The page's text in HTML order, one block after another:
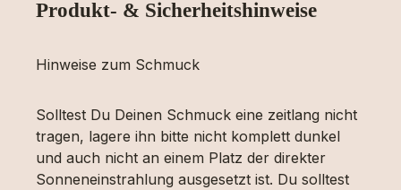
Produkt- & Sicherheitshinweise
Hinweise zum Schmuck
Solltest Du Deinen Schmuck eine zeitlang nicht
tragen, lagere ihn bitte nicht komplett dunkel
und auch nicht an einem Platz der direkter
Sonneneinstrahlung ausgesetzt ist. Du solltest